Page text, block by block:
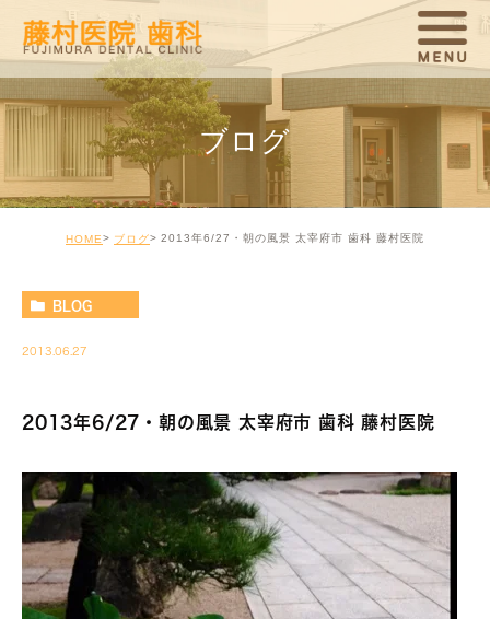
ブログ
HOME ブログ 2013年6/27・朝の風景 太宰府市 歯科 藤村医院
BLOG
2013.06.27
2013年6/27・朝の風景 太宰府市 歯科 藤村医院